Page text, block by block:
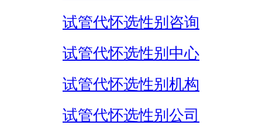
试管代怀选性别咨询
试管代怀选性别中心
试管代怀选性别机构
试管代怀选性别公司